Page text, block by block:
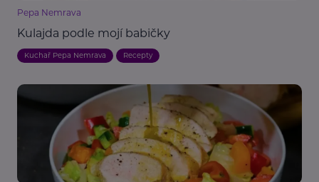
Pepa Nemrava
Kulajda podle mojí babičky
Kuchař Pepa Nemrava Recepty